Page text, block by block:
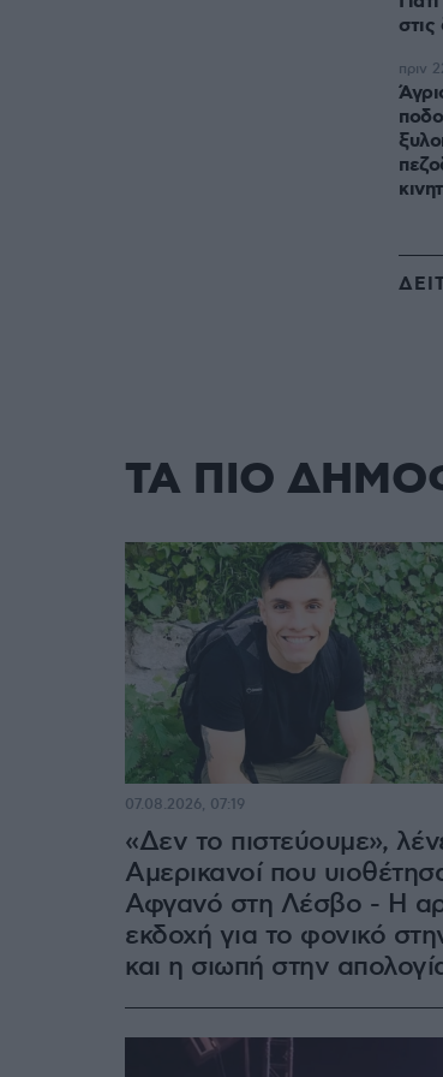
στις
πριν
ΤΑ ΠΙΟ
«Δεν το πιστεύουμε»,
Αμερικανοί που
Αφγανό στη Λέσβο - Η
εκδοχή για το φονικό
και η σιωπή στην
07.08.2026, 07:19